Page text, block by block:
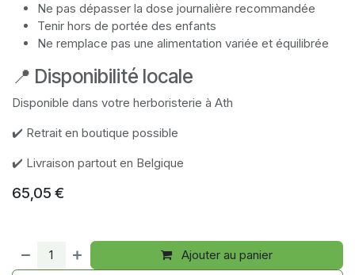
Ne pas dépasser la dose journalière recommandée
Tenir hors de portée des enfants
Ne remplace pas une alimentation variée et équilibrée
📍 Disponibilité locale
Disponible dans votre herboristerie à Ath
✔️ Retrait en boutique possible
✔️ Livraison partout en Belgique
65,05 €
Ajouter au panier